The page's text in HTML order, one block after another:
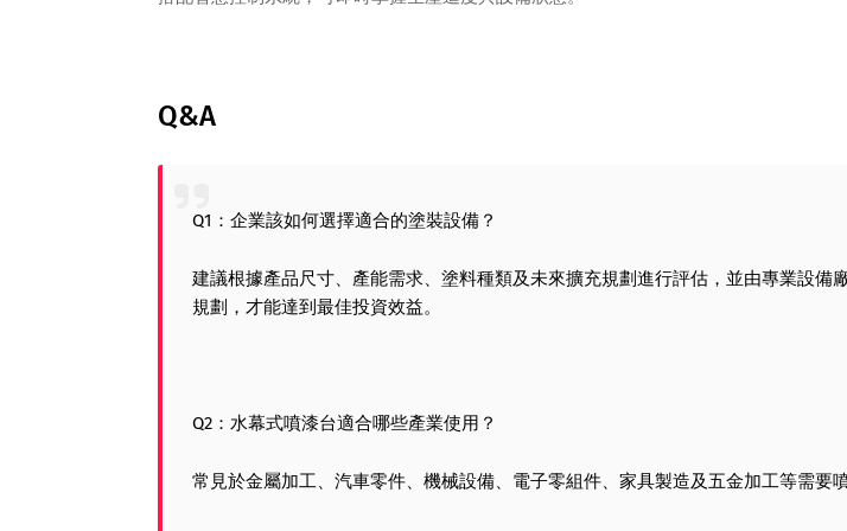
Q&A
Q1：企業該如何選擇適合的塗裝設備？
建議根據產品尺寸、產能需求、塗料種類及未來擴充規劃進行評估，並由專業設備
規劃，才能達到最佳投資效益。
Q2：水幕式噴漆台適合哪些產業使用？
常見於金屬加工、汽車零件、機械設備、電子零組件、家具製造及五金加工等需要